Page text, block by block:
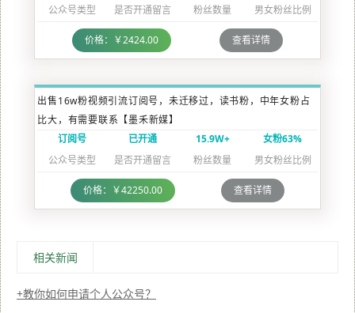
公众号类型
是否开通留言
粉丝数量
男女粉丝比例
价格：￥2424.00 查看详情
出售16w粉视频引流订阅号，未迁移过，读书粉，中年女粉占
比大，有需要联系【墨禾新媒】
订阅号
公众号类型
已开通
是否开通留言
15.9W+
粉丝数量
女粉63%
男女粉丝比例
价格：￥42250.00 查看详情
相关新闻
教你如何申请个人公众号？